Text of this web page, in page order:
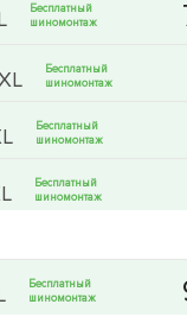
Бесплатный
шиномонтаж
Бесплатный
шиномонтаж
Бесплатный
шиномонтаж
Бесплатный
шиномонтаж
Бесплатный
шиномонтаж